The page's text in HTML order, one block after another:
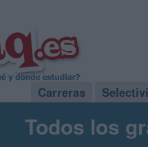
Carreras
Todos los